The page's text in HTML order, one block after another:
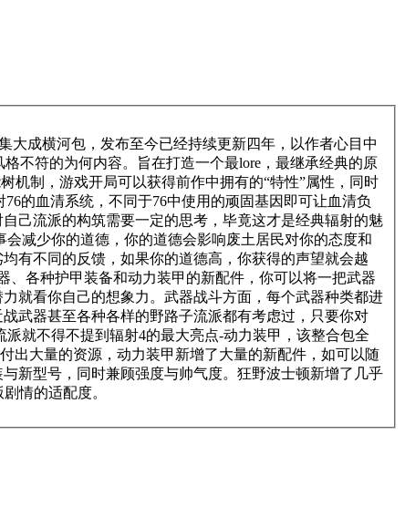
大成横河包，发布至今已经持续更新四年，以作者心目中
不符的为何内容。旨在打造一个最lore，最继承经典的原
机制，游戏开局可以获得前作中拥有的“特性”属性，同时
的血清系统，不同于76中使用的顽固基因即可让血清负
己流派的构筑需要一定的思考，毕竟这才是经典辐射的魅
减少你的道德，你的道德会影响废土居民对你的态度和
有不同的反馈，如果你的道德高，你获得的声望就会越
各种护甲装备和动力装甲的新配件，你可以将一把武器
就看你自己的想象力。武器战斗方面，每个武器种类都进
武器甚至各种各样的野路子流派都有考虑过，只要你对
就不得不提到辐射4的最大亮点-动力装甲，该整合包全
出大量的资源，动力装甲新增了大量的新配件，如可以随
新型号，同时兼顾强度与帅气度。狂野波士顿新增了几乎
情的适配度。